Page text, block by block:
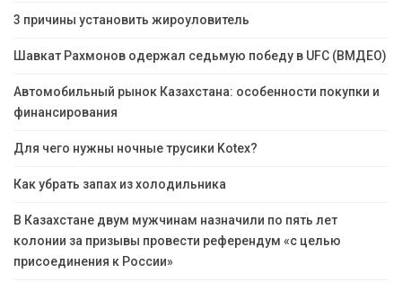
3 причины установить жироуловитель
Шавкат Рахмонов одержал седьмую победу в UFC (ВМДЕО)
Автомобильный рынок Казахстана: особенности покупки и
финансирования
Для чего нужны ночные трусики Kotex?
Как убрать запах из холодильника
В Казахстане двум мужчинам назначили по пять лет
колонии за призывы провести референдум «с целью
присоединения к России»